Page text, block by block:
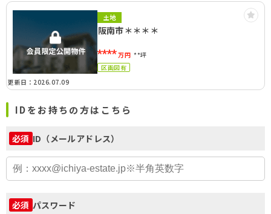
土地
阪南市＊＊＊＊
****万円 **坪
区画図有
更新日：2026.07.09
IDをお持ちの方はこちら
必須 ID（メールアドレス）
必須 パスワード